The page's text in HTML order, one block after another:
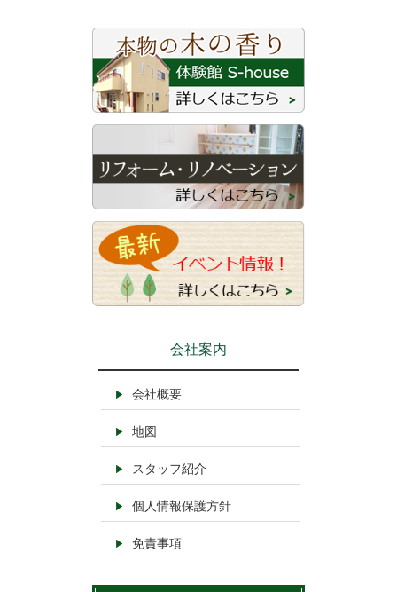
会社案内
会社概要
地図
スタッフ紹介
個人情報保護方針
免責事項